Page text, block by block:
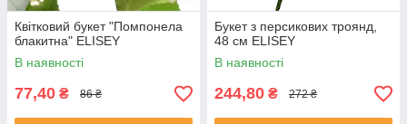
Квітковий букет "Помпонела
блакитна" ELISEY
В наявності
77,40 ₴ 86 ₴
Букет з персикових троянд,
48 см ELISEY
В наявності
244,80 ₴ 272 ₴